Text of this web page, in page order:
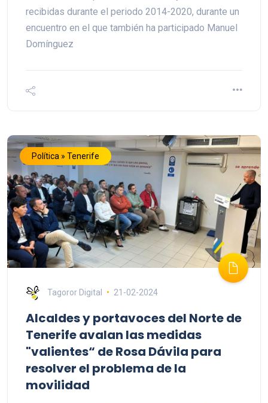
recibidas durante el periodo 2014-2020, durante un
encuentro en el que también ha participado Manuel
Domínguez
Política » Tenerife
Tagoror Digital 21-02-2024
Alcaldes y portavoces del Norte de
Tenerife avalan las medidas
"valientes“ de Rosa Dávila para
resolver el problema de la
movilidad